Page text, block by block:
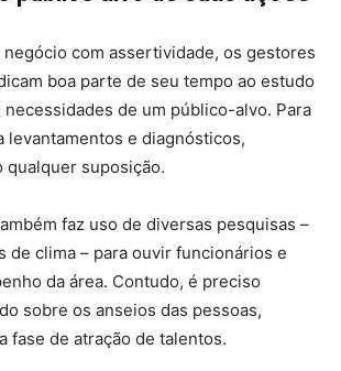
negócio com assertividade, os gestores
boa parte de seu tempo ao estudo
necessidades de um público-alvo. Para
levantamentos e diagnósticos,
qualquer suposição.
faz uso de diversas pesquisas –
de clima – para ouvir funcionários e
da área. Contudo, é preciso
sobre os anseios das pessoas,
fase de atração de talentos.